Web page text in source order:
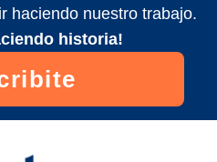
haciendo nuestro trabajo.
historia!